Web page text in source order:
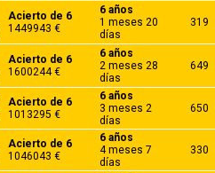
Acierto de 6
1449943 €
6 años
1 meses 20
días
319
Acierto de 6
1600244 €
6 años
2 meses 28
días
649
Acierto de 6
1013295 €
6 años
3 meses 2
días
650
Acierto de 6
1046043 €
6 años
4 meses 7
días
330